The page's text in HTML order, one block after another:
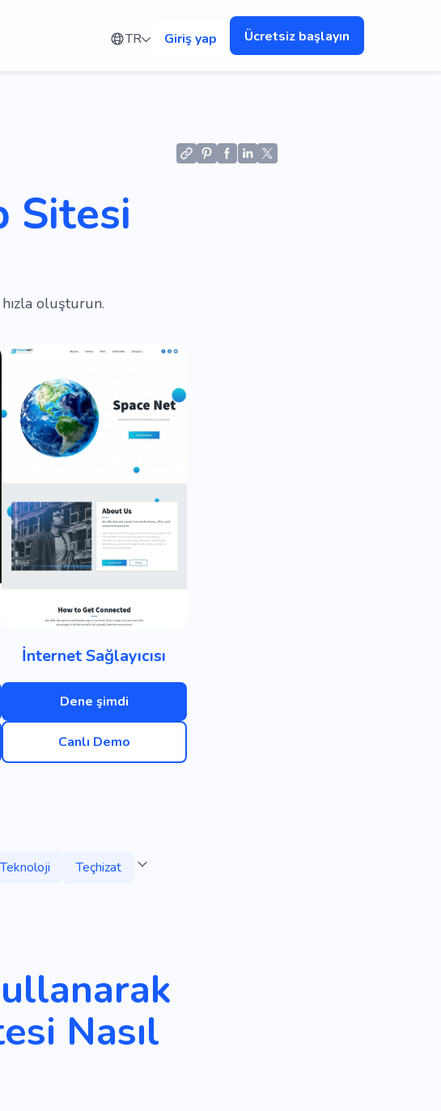
TR Giriş yap Ücretsiz başlayın
Sitesi
oluşturun.
İnternet Sağlayıcısı
Dene şimdi
Canlı Demo
Teknoloji Teçhizat
Nasıl